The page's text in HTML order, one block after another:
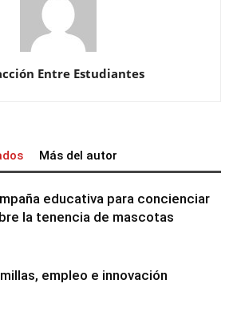
Entre Estudiantes
Más del autor
educativa para concienciar
la tenencia de mascotas
empleo e innovación